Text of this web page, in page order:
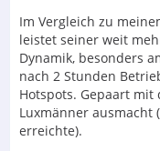
Im Vergleich zu
leistet seiner weit
Dynamik, besonders
nach 2 Stunden
Hotspots. Gepaart
Luxmänner ausmacht
erreichte).